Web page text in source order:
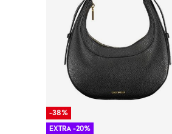
-38%
EXTRA -20%